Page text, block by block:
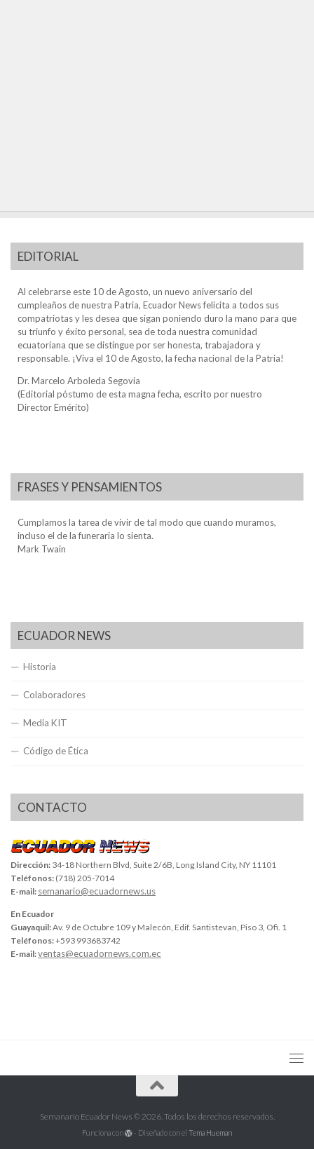
EDITORIAL
Al celebrarse este 10 de Agosto, un nuevo aniversario del
cumpleaños de nuestra Patria, Ecuador News felicita a todos sus
compatriotas y les desea que sigan poniendo duro la mano para que
su triunfo y éxito personal, sea de toda nuestra comunidad
ecuatoriana que se distingue por ser honesta, trabajadora y
responsable. ¡Viva el 10 de Agosto, la fecha nacional de la Patria!
Dr. Marcelo Arboleda Segovia
(Editorial póstumo de esta magna fecha, escrito por nuestro
Director Emérito)
FRASES Y PENSAMIENTOS
Cumplamos la tarea de vivir de tal modo que cuando muramos,
incluso el de la funeraria lo sienta.
Mark Twain
ECUADOR NEWS
Historia
Colaboradores
Media KIT
Código de Ética
CONTACTO
Dirección: 34-18 Northern Blvd, Suite 2/6B, Long Island City, NY 11101
Teléfonos: (718) 205-7014
E-mail: semanario@ecuadornews.us
En Ecuador
Guayaquil:Av. 9 de Octubre 109 y Malecón, Edif. Santistevan, Piso 3, Ofi. 1
Teléfonos:+593 993683742
E-mail:ventas@ecuadornews.com.ec
Semanario Ecuador News © 2026. Todos los derechos reservados.
Funciona con - Diseñado con el Tema Hueman